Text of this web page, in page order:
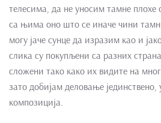
телесима, да не уносим тамне плохе
са њима оно што се иначе чини
могу јаче сунце да изразим као и
слика су покупљени са разних
сложени тако како их видите на
зато добијам деловање јединствено,
композиција.